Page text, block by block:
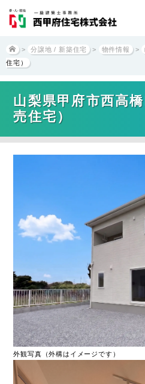
> 分譲地 / 新築住宅 > 物件情報 >
住宅）
山梨県甲府市西高
売住宅）
外観写真（外構はイメージです）